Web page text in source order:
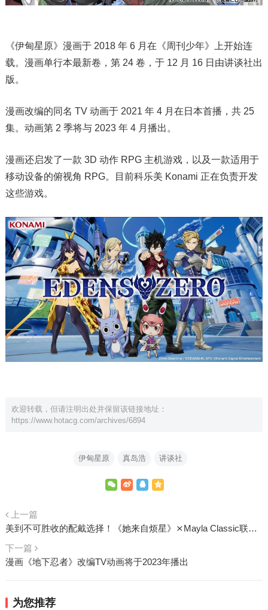
《伊甸星原》漫画于 2018 年 6 月在《周刊少年》上开始连
载。漫画单行本最新卷，第 24 卷，于 12 月 16 日由讲谈社出
版。
漫画改编的同名 TV 动画于 2021 年 4 月在日本首播，共 25
集。动画第 2 季将与 2023 年 4 月播出。
漫画还启发了一款 3D 动作 RPG 主机游戏，以及一款适用于
移动设备的俯视角 RPG。目前科乐美 Konami 正在负责开发
这些游戏。
欢迎转载，但请注明出处并保留该链接地址：
https://www.hotacg.com/archives/6894
伊甸星原 真岛浩 讲谈社
上一篇
美到不可胜收的配戴选择！《她来自烦星》⨯Mayla Classic联名造型耳饰上市
下一篇
漫画《地下忍者》改编TV动画将于2023年播出
为您推荐